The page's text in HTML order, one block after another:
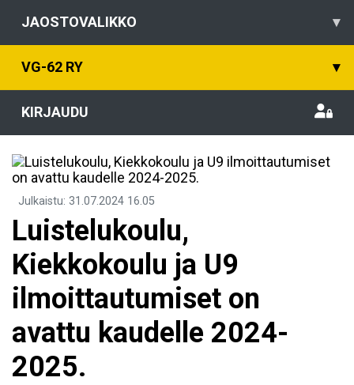
JAOSTOVALIKKO ▾
VG-62 RY ▾
KIRJAUDU
Julkaistu: 31.07.2024 16.05
Luistelukoulu,
Kiekkokoulu ja U9
ilmoittautumiset on
avattu kaudelle 2024-
2025.